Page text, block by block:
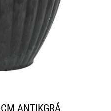
ANTIKGRÅ